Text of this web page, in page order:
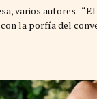
varios autores “El
la porfía del